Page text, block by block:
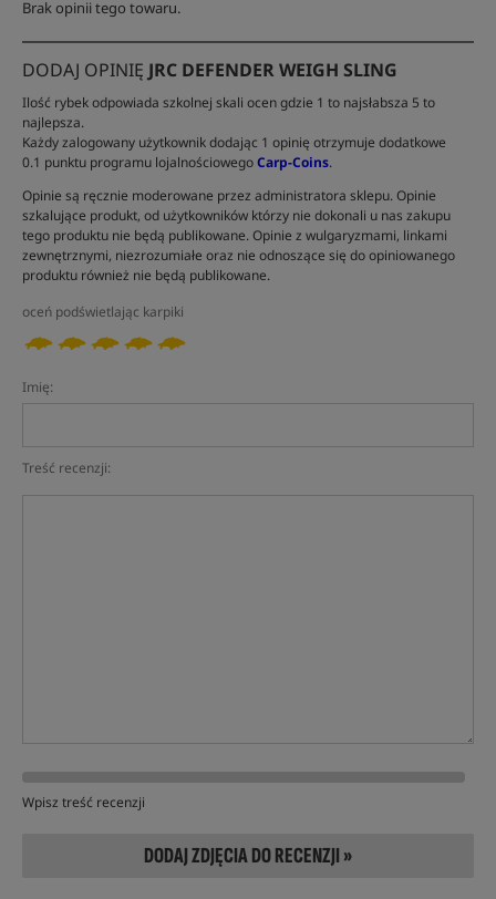
Brak opinii tego towaru.
DODAJ OPINIĘ JRC DEFENDER WEIGH SLING
Ilość rybek odpowiada szkolnej skali ocen gdzie 1 to najsłabsza 5 to
najlepsza.
Każdy zalogowany użytkownik dodając 1 opinię otrzymuje dodatkowe
0.1 punktu programu lojalnościowegoCarp-Coins.
Opinie są ręcznie moderowane przez administratora sklepu. Opinie
szkalujące produkt, od użytkowników którzy nie dokonali u nas zakupu
tego produktu nie będą publikowane. Opinie z wulgaryzmami, linkami
zewnętrznymi, niezrozumiałe oraz nie odnoszące się do opiniowanego
produktu również nie będą publikowane.
oceń podświetlając karpiki
Imię:
Treść recenzji:
Wpisz treść recenzji
DODAJ ZDJĘCIA DO RECENZJI »